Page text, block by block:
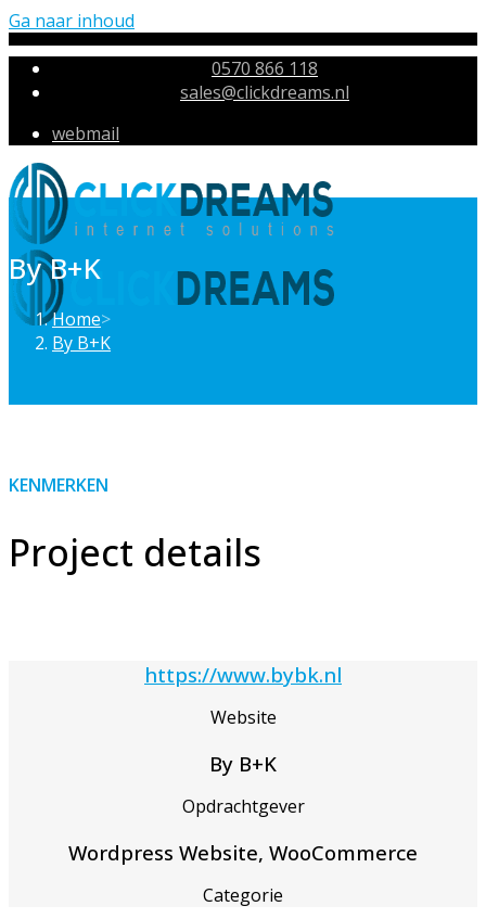
Ga naar inhoud
0570 866 118
sales@clickdreams.nl
webmail
By B+K
Home>
By B+K
KENMERKEN
Project details
https://www.bybk.nl
Website
By B+K
Opdrachtgever
Wordpress Website, WooCommerce
Categorie